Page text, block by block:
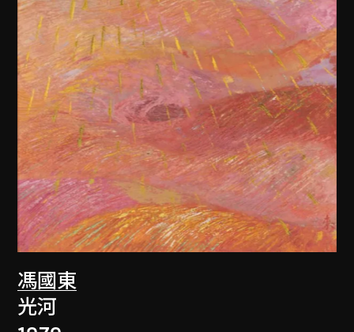
馮國東
光河